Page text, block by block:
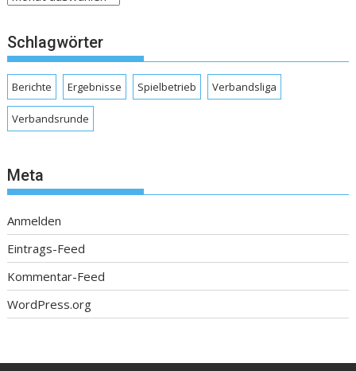
Schlagwörter
Berichte Ergebnisse Spielbetrieb Verbandsliga
Verbandsrunde
Meta
Anmelden
Eintrags-Feed
Kommentar-Feed
WordPress.org